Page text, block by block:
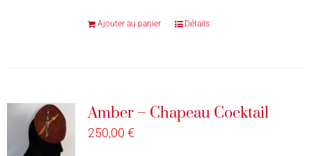
Ajouter au panier Détails
Amber – Chapeau Cocktail
250,00 €